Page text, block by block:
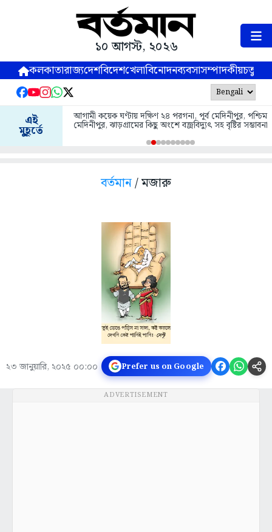
১০ আগস্ট, ২০২৬
কলকাতারাজ্যদেশবিদেশখেলাবিনোদনব্যবসাসম্পাদকীয়
এই
মুহূর্তে
আগামী কয়েক ঘণ্টায় দক্ষিণ ২৪ পরগনা, পূর্ব মেদিনীপুর, পশ্চিম
মেদিনীপুর, ঝাড়গ্রামের কিছু অংশে বজ্রবিদ্যুৎ সহ বৃষ্টির সম্ভাবনা
বর্তমান/ মজারু
২৩ জানুয়ারি, ২০২৫ ০০:০০ Prefer us on Google
ADVERTISEMENT